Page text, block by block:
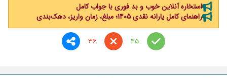
استخاره آنلاین خوب و بد فوری با جواب کامل
راهنمای کامل یارانه نقدی ۱۴۰۵؛ مبلغ، زمان واریز، دهک‌بندی
45
36